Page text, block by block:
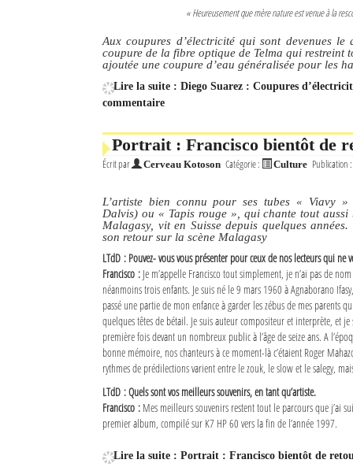
« Heureusement que mère nature est venue à la
Aux coupures d’électricité qui sont devenues
coupure de la fibre optique de Telma qui restreint
ajoutée une coupure d’eau généralisée pour les
Lire la suite : Diego Suarez : Coupures
commentaire
Portrait : Francisco bientôt de
Écrit par Cerveau Kotoson Catégorie : Culture Publication :
L’artiste bien connu pour ses tubes « Viavy »
Dalvis) ou « Tapis rouge », qui chante tout aussi
Malagasy, vit en Suisse depuis quelques
son retour sur la scène Malagasy
LTdD : Pouvez- vous vous présenter pour ceux de nos lecteurs qui ne
Francisco : Je m’appelle Francisco tout simplement, je n’ai pas de
néanmoins trois enfants. Je suis né le 9 mars 1960 à Agnaborano
passé une partie de mon enfance à garder les zébus de mes parents
quelques têtes de bétail. Je suis auteur compositeur et interprète, et
première fois devant un nombreux public à l’âge de seize ans. A
bonne mémoire, nos chanteurs à ce moment-là c’étaient Roger
rythmes de prédilections varient entre le zouk, le slow et le salegy,
LTdD : Quels sont vos meilleurs souvenirs, en tant qu’artiste.
Francisco : Mes meilleurs souvenirs restent tout le parcours que j’ai
premier album, compilé sur K7 HP 60 vers la fin de l’année 1997.
Lire la suite : Portrait : Francisco bientôt de